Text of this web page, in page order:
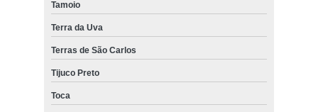
Tamoio
Terra da Uva
Terras de São Carlos
Tijuco Preto
Toca